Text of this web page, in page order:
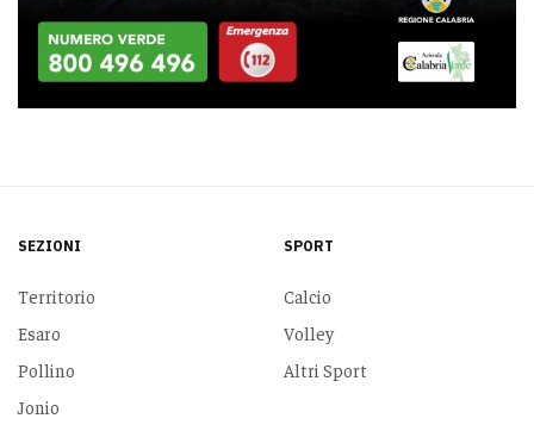
SEZIONI
Territorio
Esaro
Pollino
Jonio
SPORT
Calcio
Volley
Altri Sport